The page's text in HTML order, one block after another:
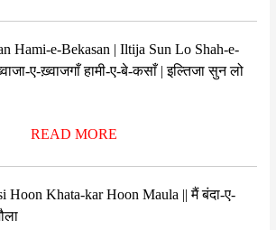
Hami-e-Bekasan | Iltija Sun Lo Shah-e-
ए-ख़्वाजगाँ हामी-ए-बे-कसाँ | इल्तिजा सुन लो
READ MORE
Hoon Khata-kar Hoon Maula || मैं बंदा-ए-